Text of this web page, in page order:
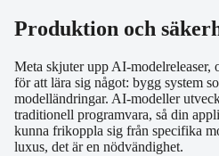
Produktion och
Meta skjuter upp AI-modelreleaser,
för att lära sig något: bygg system
modelländringar. AI-modeller
traditionell programvara, så din
kunna frikoppla sig från specifika
luxus, det är en nödvändighet.